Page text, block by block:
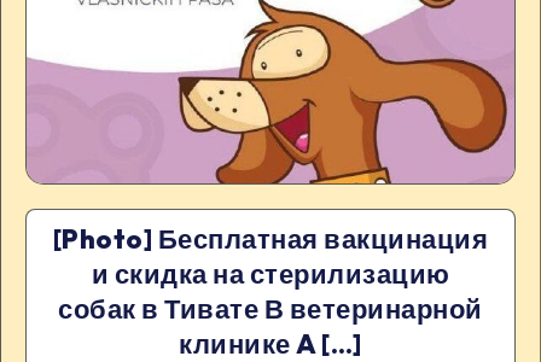
[Photo] Бесплатная вакцинация
и скидка на стерилизацию
собак в Тивате В ветеринарной
клинике A […]